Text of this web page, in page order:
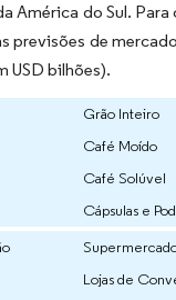
América do Sul.
previsões de
USD bilhões).
Grão Inteiro
Café Moído
Café Solúvel
Cápsulas e
Lojas de